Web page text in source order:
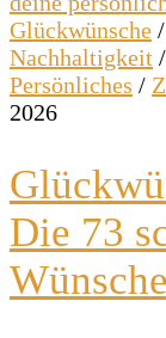
Glückwünsche /
Nachhaltigkeit /
Persönliches /
2026
Die 73
Wünsche